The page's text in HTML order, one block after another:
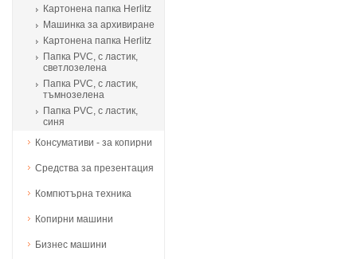
Картонена папка Herlitz
Машинка за архивиране
Картонена папка Herlitz
Папка PVC, с ластик,
светлозелена
Папка PVC, с ластик,
тъмнозелена
Папка PVC, с ластик,
синя
Консумативи - за копирни
Средства за презентация
Компютърна техника
Копирни машини
Бизнес машини